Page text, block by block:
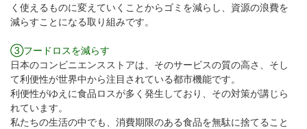
く使えるものに変えていくことからゴミを減らし、資源の浪費を
減らすことになる取り組みです。
③フードロスを減らす
日本のコンビニエンスストアは、そのサービスの質の高さ、そし
て利便性が世界中から注目されている都市機能です。
利便性がゆえに食品ロスが多く発生しており、その対策が講じら
れています。
私たちの生活の中でも、消費期限のある食品を無駄に捨てること